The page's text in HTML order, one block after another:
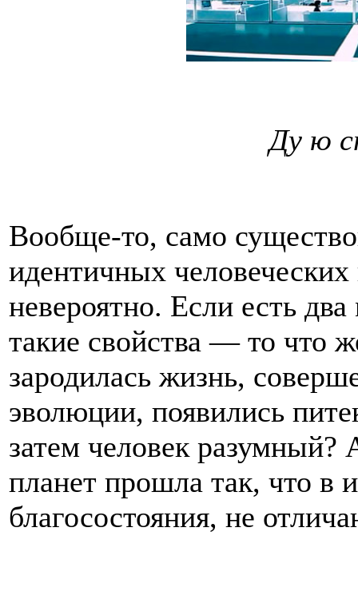
Ду ю
Вообще-то, само
идентичных
невероятно. Если есть
такие свойства — то что
зародилась жизнь,
эволюции, появились
затем человек разумный?
планет прошла так, что в
благосостояния, не